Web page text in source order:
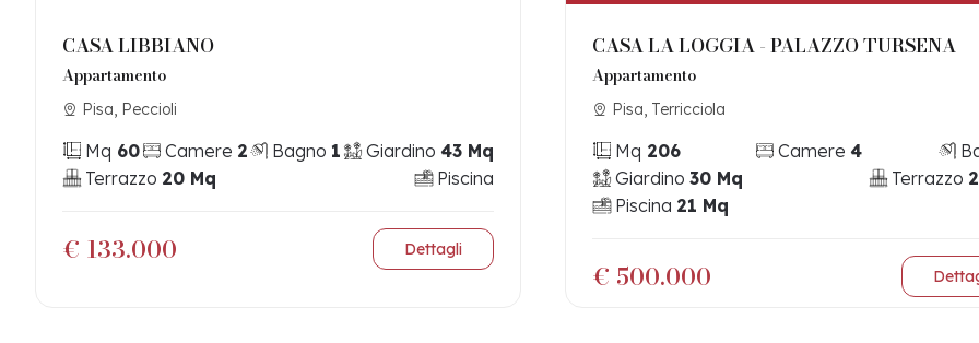
CASA LIBBIANO
Appartamento
Pisa, Peccioli
Mq 60 Camere 2 Bagno 1 Giardino 43 Mq
Terrazzo 20 Mq Piscina
€ 133.000 Dettagli
CASA LA LOGGIA - PALAZZO TURSENA
Appartamento
Pisa, Terricciola
Mq 206 Camere4
Giardino 30 Mq Terrazzo
Piscina 21 Mq
€ 500.000